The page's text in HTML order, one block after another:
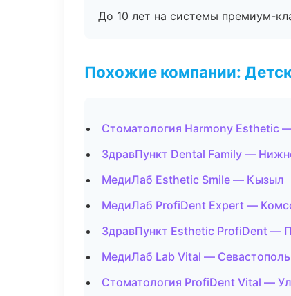
До 10 лет на системы премиум-
Похожие компании:
Стоматология Harmony
ЗдравПункт Dental Family —
МедиЛаб Esthetic Smile — Кызыл
МедиЛаб ProfiDent Expert —
ЗдравПункт Esthetic ProfiDent —
МедиЛаб Lab Vital — Севастополь
Стоматология ProfiDent Vital —